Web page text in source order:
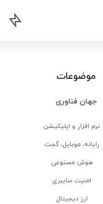
موضوعات
جهان فناوری
نرم افزار و اپلیکیشن
رایانه، موبایل، گجت
هوش مصنوعی
امنیت سایبری
ارز دیجیتال